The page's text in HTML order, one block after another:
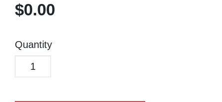
$0.00
Quantity